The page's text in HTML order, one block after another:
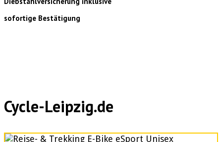
sofortige Bestätigung
Cycle-Leipzig.de